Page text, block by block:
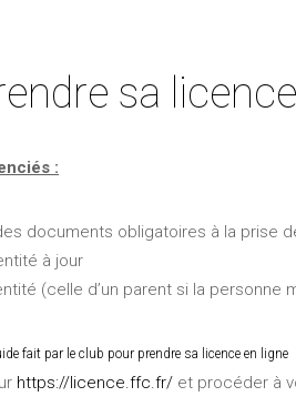
sa
:
documents obligatoires à la prise
à jour
(celle d’un parent si la personne
fait par le club pour prendre sa licence en ligne
https://licence.ffc.fr/ et procéder à